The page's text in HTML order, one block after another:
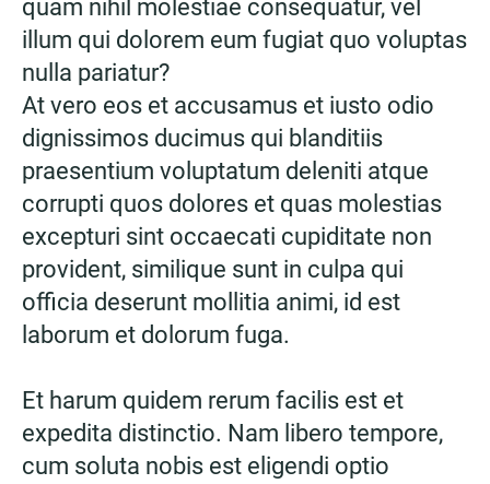
quam nihil molestiae consequatur, vel
illum qui dolorem eum fugiat quo voluptas
nulla pariatur?
At vero eos et accusamus et iusto odio
dignissimos ducimus qui blanditiis
praesentium voluptatum deleniti atque
corrupti quos dolores et quas molestias
excepturi sint occaecati cupiditate non
provident, similique sunt in culpa qui
officia deserunt mollitia animi, id est
laborum et dolorum fuga.
Et harum quidem rerum facilis est et
expedita distinctio. Nam libero tempore,
cum soluta nobis est eligendi optio